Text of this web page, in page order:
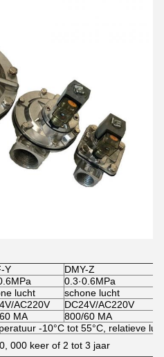
Y DMY-Z
0.3·0.6MPa
lucht schone lucht
AC220V DC24V/AC220V
MA 800/60 MA
-10°C tot 55°C, relatieve
000 keer of 2 tot 3 jaar